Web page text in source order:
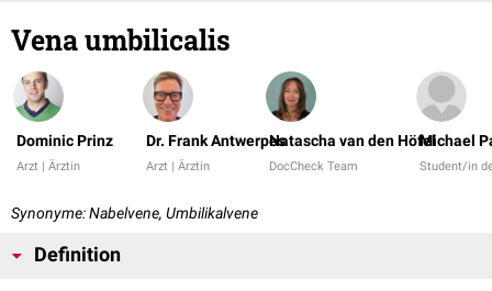
Vena umbilicalis
Dominic Prinz
Arzt | Ärztin
Dr. Frank Antwerpes
Arzt | Ärztin
Natascha van den Höfel
DocCheck Team
Michael
Student/in
Synonyme: Nabelvene, Umbilikalvene
Definition